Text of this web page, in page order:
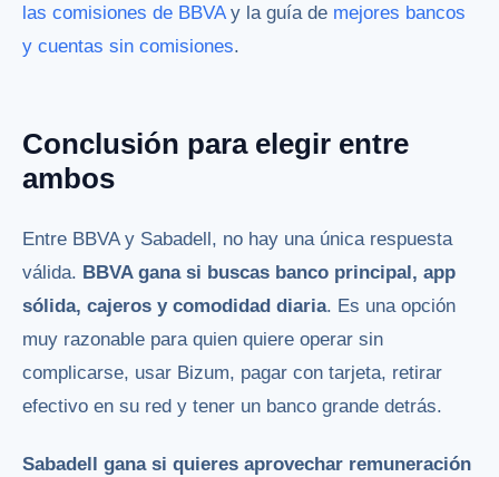
las comisiones de BBVAy la guía de mejores bancos
y cuentas sin comisiones.
Conclusión para elegir entre
ambos
Entre BBVA y Sabadell, no hay una única respuesta
válida. BBVA gana si buscas banco principal, app
sólida, cajeros y comodidad diaria. Es una opción
muy razonable para quien quiere operar sin
complicarse, usar Bizum, pagar con tarjeta, retirar
efectivo en su red y tener un banco grande detrás.
Sabadell gana si quieres aprovechar remuneración